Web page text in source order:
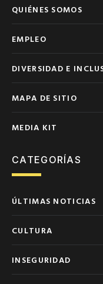
QUIÉNES SOMOS
EMPLEO
DIVERSIDAD E
MAPA DE SITIO
MEDIA KIT
CATEGORÍAS
ÚLTIMAS NOTICIAS
CULTURA
INSEGURIDAD